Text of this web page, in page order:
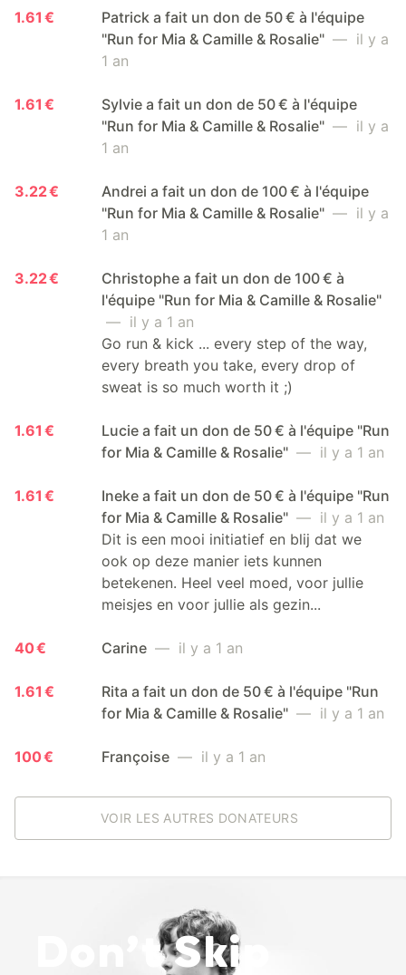
1.61 €
Patrick a fait un don de 50 € à l'équipe
"Run for Mia & Camille & Rosalie" — il y a
1 an
1.61 €
Sylvie a fait un don de 50 € à l'équipe
"Run for Mia & Camille & Rosalie" — il y a
1 an
3.22 €
Andrei a fait un don de 100 € à l'équipe
"Run for Mia & Camille & Rosalie" — il y a
1 an
3.22 €
Christophe a fait un don de 100 € à
l'équipe "Run for Mia & Camille & Rosalie"
— il y a 1 an
Go run & kick ... every step of the way,
every breath you take, every drop of
sweat is so much worth it ;)
1.61 €
Lucie a fait un don de 50 € à l'équipe "Run
for Mia & Camille & Rosalie" — il y a 1 an
1.61 €
Ineke a fait un don de 50 € à l'équipe "Run
for Mia & Camille & Rosalie" — il y a 1 an
Dit is een mooi initiatief en blij dat we
ook op deze manier iets kunnen
betekenen. Heel veel moed, voor jullie
meisjes en voor jullie als gezin...
40 € Carine — il y a 1 an
1.61 €
Rita a fait un don de 50 € à l'équipe "Run
for Mia & Camille & Rosalie" — il y a 1 an
100 € Françoise — il y a 1 an
VOIR LES AUTRES DONATEURS
Don’t Skip